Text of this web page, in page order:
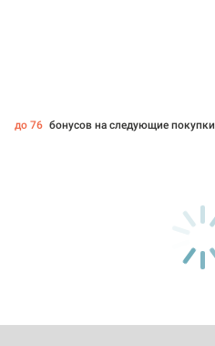
до 76 бонусов на следующие покупки